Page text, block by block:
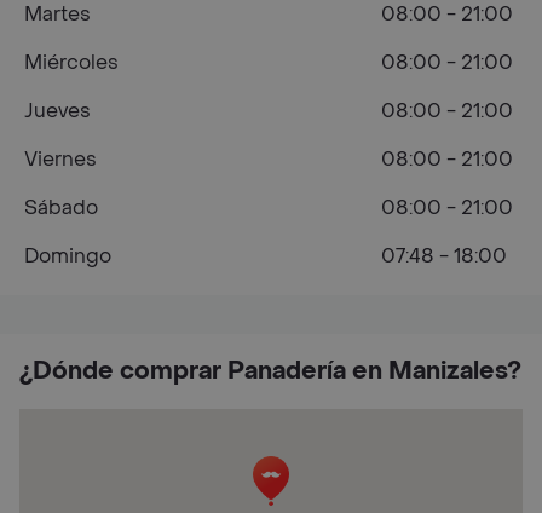
¿Dónde comprar Panadería en Manizales?
Martes
08:00 - 21:00
Miércoles
08:00 - 21:00
Jueves
08:00 - 21:00
Viernes
08:00 - 21:00
Sábado
08:00 - 21:00
Domingo
07:48 - 18:00